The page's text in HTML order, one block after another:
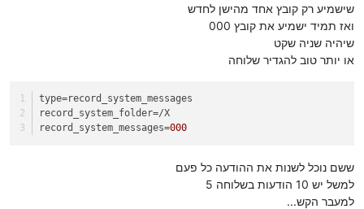
שישמיע רק קובץ אחד מהישן לחדש
ואז תמיד ישמיע את קובץ 000
שיהיה שניה שקט
או יותר טוב להגדיר שלוחה
type=record_system_messages
record_system_folder=/X
record_system_messages=000
ששם נוכל לשנות את ההודעה כל פעם
למשל יש 10 הודעות בשלוחה 5
למעבר הקש...